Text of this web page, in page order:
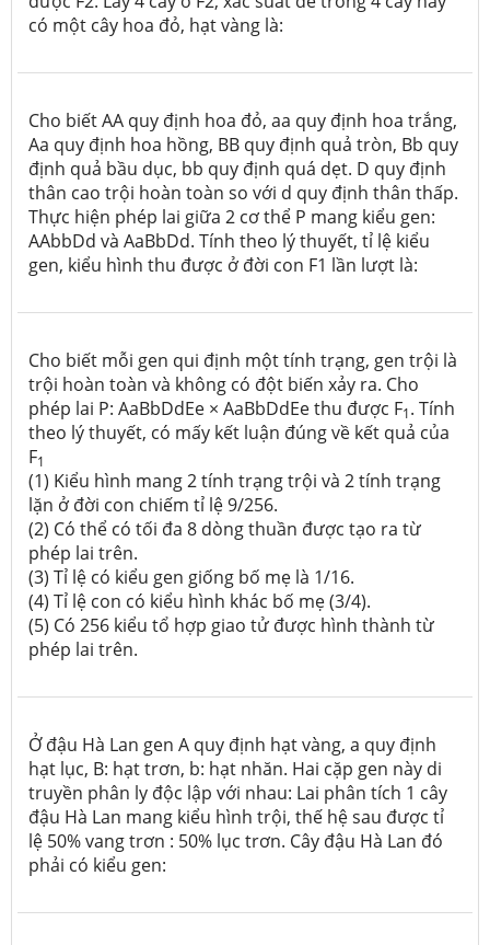
có một cây hoa đỏ, hạt vàng là:
Cho biết AA quy định hoa đỏ, aa quy định hoa trắng,
Aa quy định hoa hồng, BB quy định quả tròn, Bb quy
định quả bầu dục, bb quy định quá dẹt. D quy định
thân cao trội hoàn toàn so với d quy định thân thấp.
Thực hiện phép lai giữa 2 cơ thể P mang kiểu gen:
AAbbDd và AaBbDd. Tính theo lý thuyết, tỉ lệ kiểu
gen, kiểu hình thu được ở đời con F1 lần lượt là:
Cho biết mỗi gen qui định một tính trạng, gen trội là
trội hoàn toàn và không có đột biến xảy ra. Cho
phép lai P: AaBbDdEe × AaBbDdEe thu được F1. Tính
theo lý thuyết, có mấy kết luận đúng về kết quả của
F1
(1) Kiểu hình mang 2 tính trạng trội và 2 tính trạng
lặn ở đời con chiếm tỉ lệ 9/256.
(2) Có thể có tối đa 8 dòng thuần được tạo ra từ
phép lai trên.
(3) Tỉ lệ có kiểu gen giống bố mẹ là 1/16.
(4) Tỉ lệ con có kiểu hình khác bố mẹ (3/4).
(5) Có 256 kiểu tổ hợp giao tử được hình thành từ
phép lai trên.
Ở đậu Hà Lan gen A quy định hạt vàng, a quy định
hạt lục, B: hạt trơn, b: hạt nhăn. Hai cặp gen này di
truyền phân ly độc lập với nhau: Lai phân tích 1 cây
đậu Hà Lan mang kiểu hình trội, thế hệ sau được tỉ
lệ 50% vang trơn : 50% lục trơn. Cây đậu Hà Lan đó
phải có kiểu gen: